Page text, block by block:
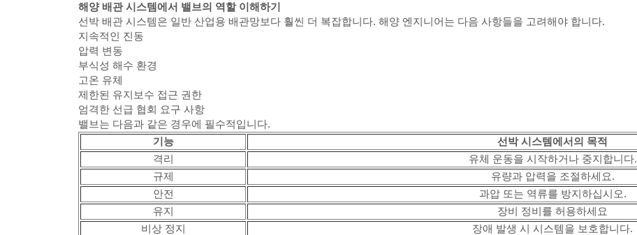
해양 배관 시스템에서 밸브의 역할 이해하기
선박 배관 시스템은 일반 산업용 배관망보다 훨씬 더 복잡합니다. 해양 엔지니어는 다음 사항들을 고려해야 합니다.
지속적인 진동
압력 변동
부식성 해수 환경
고온 유체
제한된 유지보수 접근 권한
엄격한 선급 협회 요구 사항
밸브는 다음과 같은 경우에 필수적입니다.
기능
선박 시스템에서의 목적
격리
유체 운동을 시작하거나 중지합니다.
규제
유량과 압력을 조절하세요.
안전
과압 또는 역류를 방지하십시오.
유지
장비 정비를 허용하세요
비상 정지
장애 발생 시 시스템을 보호합니다.